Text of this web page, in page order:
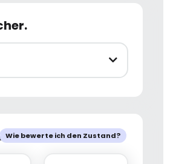
Wie bewerte ich den Zustand?